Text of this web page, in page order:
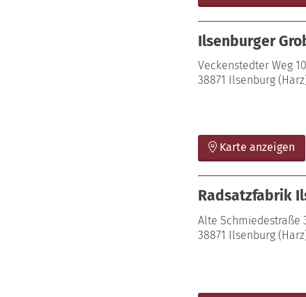
Ilsenburger
Veckenstedter Weg 10
38871 Ilsenburg
Karte anzeigen
Radsatzfabrik
Alte Schmiedestraße
38871 Ilsenburg